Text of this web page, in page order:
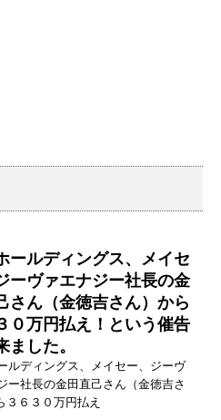
ールディングス、メイセ
ーヴァエナジー社長の金
さん（金徳吉さん）から
０万円払え！という催告
ました。
ルディングス、メイセー、ジーヴ
ー社長の金田直己さん（金徳吉さ
３６３０万円払え